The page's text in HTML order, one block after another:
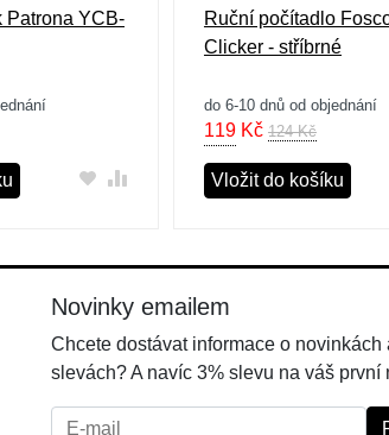
Patrona YCB-
Ruční počítadlo
Clicker - stříbrné
do 6-10 dnů od objednání
119Kč 124 Kč
Vložit do košíku
Novinky emailem
Chcete dostávat informace o novinkách
slevách? A navíc 3% slevu na váš první
E-mail: